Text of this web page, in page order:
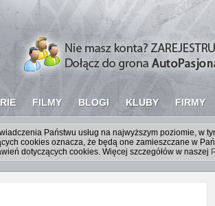
FILMY BLOGI KLUBY FIRMY
Państwu usług na najwyższym poziomie, w
cookies oznacza, że będą one zamieszczane w
dotyczących cookies. Więcej szczegółów w naszej